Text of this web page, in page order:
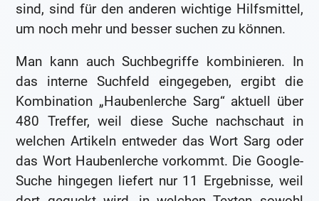
sind, sind für den anderen wichtige Hilfsmittel,
um noch mehr und besser suchen zu können.
Man kann auch Suchbegriffe kombinieren. In
das interne Suchfeld eingegeben, ergibt die
Kombination „Haubenlerche Sarg“ aktuell über
480 Treffer, weil diese Suche nachschaut in
welchen Artikeln entweder das Wort Sarg oder
das Wort Haubenlerche vorkommt. Die Google-
Suche hingegen liefert nur 11 Ergebnisse, weil